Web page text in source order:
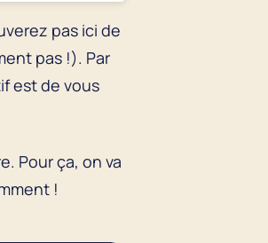
pas ici de
pas !). Par
est de vous
Pour ça, on va
!